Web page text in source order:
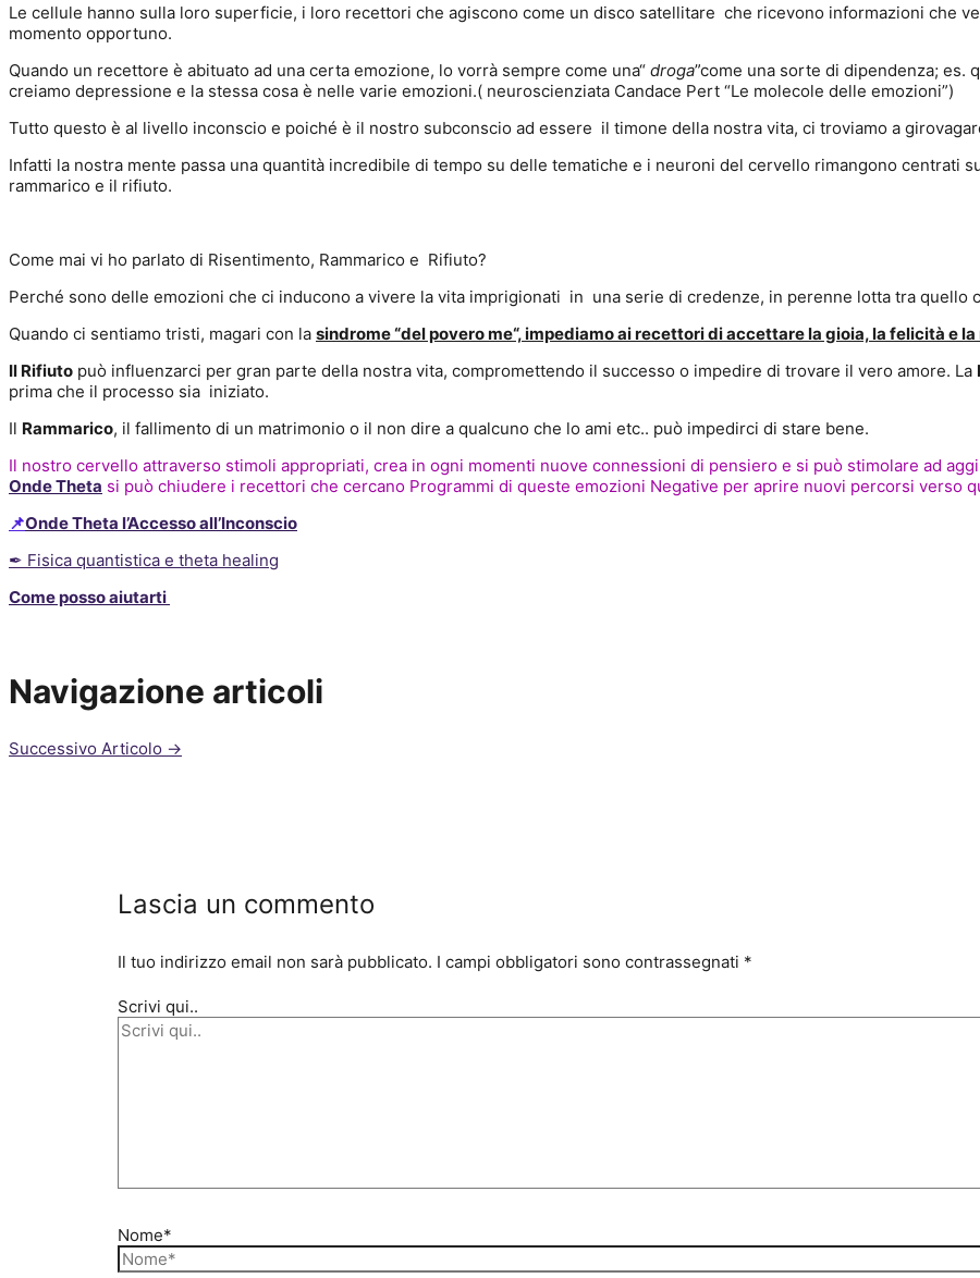
Le cellule hanno sulla loro superficie, i loro recettori che agiscono come un disco satellitare che ricevono informazioni che
momento opportuno.
Quando un recettore è abituato ad una certa emozione, lo vorrà sempre come una“ droga”come una sorte di dipendenza; es.
creiamo depressione e la stessa cosa è nelle varie emozioni.( neuroscienziata Candace Pert “Le molecole delle emozioni”)
Tutto questo è al livello inconscio e poiché è il nostro subconscio ad essere il timone della nostra vita, ci troviamo a
Infatti la nostra mente passa una quantità incredibile di tempo su delle tematiche e i neuroni del cervello rimangono centrati
rammarico e il rifiuto.
Come mai vi ho parlato di Risentimento, Rammarico e Rifiuto?
Perché sono delle emozioni che ci inducono a vivere la vita imprigionati in una serie di credenze, in perenne lotta tra quello
Quando ci sentiamo tristi, magari con la sindrome “del povero me“, impediamo ai recettori di accettare la gioia, la felicità e
Il Rifiuto può influenzarci per gran parte della nostra vita, compromettendo il successo o impedire di trovare il vero amore. La
prima che il processo sia iniziato.
Il Rammarico, il fallimento di un matrimonio o il non dire a qualcuno che lo ami etc.. può impedirci di stare bene.
Il nostro cervello attraverso stimoli appropriati, crea in ogni momenti nuove connessioni di pensiero e si può stimolare ad
Onde Theta si può chiudere i recettori che cercano Programmi di queste emozioni Negative per aprire nuovi percorsi verso
📌Onde Theta l’Accesso all’Inconscio
✒︎ Fisica quantistica e theta healing
Come posso aiutarti
Navigazione articoli
Successivo Articolo →
Lascia un commento
Il tuo indirizzo email non sarà pubblicato. I campi obbligatori sono contrassegnati *
Scrivi qui..
Nome*